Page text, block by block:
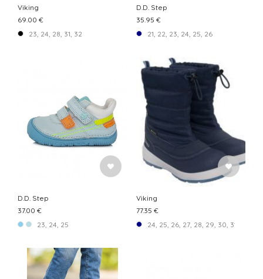
Viking
69.00 €
23, 24, 28, 31, 32
D.D. Step
35.95 €
21, 22, 23, 24, 25, 26
D.D. Step
37.00 €
23, 24, 25
Viking
77.35 €
24, 25, 26, 27, 28, 29, 30, 31